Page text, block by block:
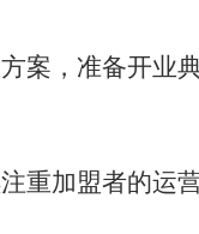
，准备开业
加盟者的运